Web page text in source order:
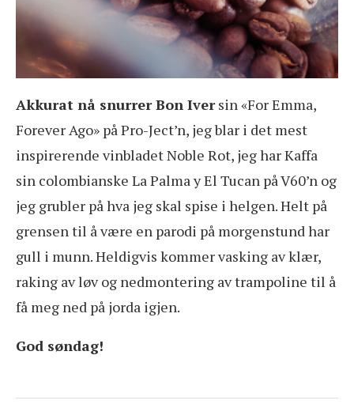
Akkurat nå snurrer Bon Iversin «For Emma,
Forever Ago» på Pro-Ject’n, jeg blar i det mest
inspirerende vinbladet Noble Rot, jeg har Kaffa
sin colombianske La Palma y El Tucan på V60’n og
jeg grubler på hva jeg skal spise i helgen. Helt på
grensen til å være en parodi på morgenstund har
gull i munn. Heldigvis kommer vasking av klær,
raking av løv og nedmontering av trampoline til å
få meg ned på jorda igjen.
God søndag!